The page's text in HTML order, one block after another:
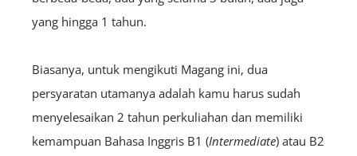
yang hingga 1 tahun.
Biasanya, untuk mengikuti Magang ini, dua
persyaratan utamanya adalah kamu harus sudah
menyelesaikan 2 tahun perkuliahan dan memiliki
kemampuan Bahasa Inggris B1 (Intermediate) atau B2